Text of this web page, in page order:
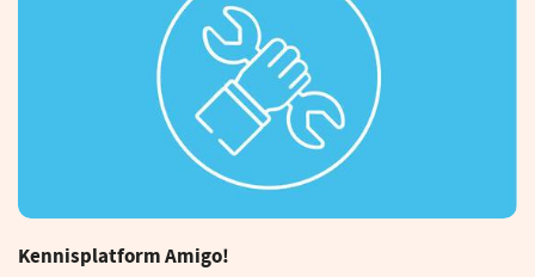
Kennisplatform Amigo!